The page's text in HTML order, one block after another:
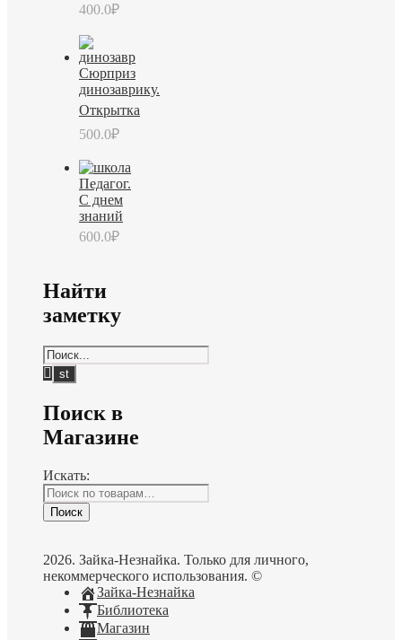
400.0₽
Сюрприз
динозаврику.
Открытка
500.0₽
Педагог.
С днем
знаний
600.0₽
Найти
заметку
Поиск в
Магазине
Искать:
Поиск
2026. Зайка-Незнайка. Только для личного,
некоммерческого использования. ©
Зайка-Незнайка
Библиотека
Магазин